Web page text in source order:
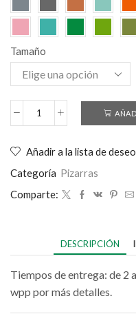
Tamaño
Añadir a la lista de
Categoría Pizarras
Comparte:
DESCRIPCIÓN
Tiempos de entrega: de 2
wpp por más detalles.